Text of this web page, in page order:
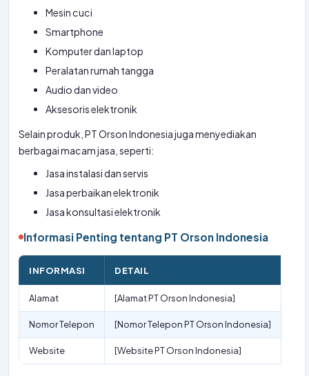
Mesin cuci
Smartphone
Komputer dan laptop
Peralatan rumah tangga
Audio dan video
Aksesoris elektronik
Selain produk, PT Orson Indonesia juga menyediakan
berbagai macam jasa, seperti:
Jasa instalasi dan servis
Jasa perbaikan elektronik
Jasa konsultasi elektronik
Informasi Penting tentang PT Orson Indonesia
INFORMASI DETAIL
Alamat [Alamat PT Orson Indonesia]
Nomor Telepon [Nomor Telepon PT Orson Indonesia]
Website [Website PT Orson Indonesia]